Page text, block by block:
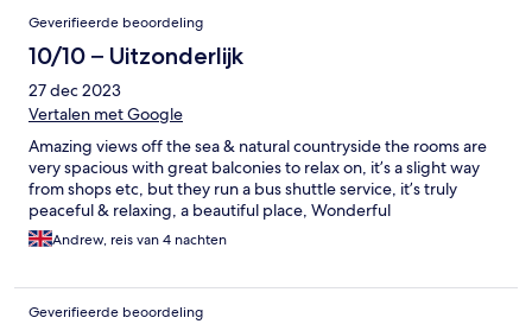
Geverifieerde beoordeling
10/10 – Uitzonderlijk
27 dec 2023
Vertalen met Google
Amazing views off the sea & natural countryside the rooms are
very spacious with great balconies to relax on, it’s a slight way
from shops etc, but they run a bus shuttle service, it’s truly
peaceful & relaxing, a beautiful place, Wonderful
Andrew, reis van 4 nachten
Geverifieerde beoordeling